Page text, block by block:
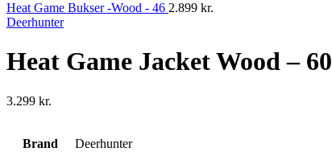
Heat Game Bukser -Wood - 46 2.899 kr.
Deerhunter
Heat Game Jacket Wood – 60
3.299 kr.
Brand Deerhunter